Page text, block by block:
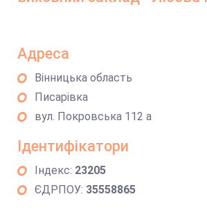
Адреса
Вінницька область
Писарівка
вул. Покровська 112 а
Ідентифікатори
Індекс: 23205
ЄДРПОУ: 35558865